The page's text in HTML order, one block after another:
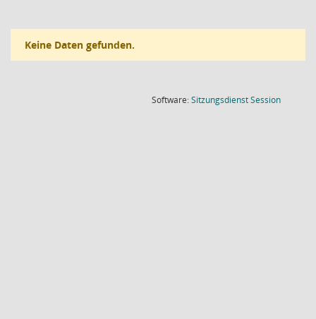
Keine Daten gefunden.
Software:SitzungsdienstSession(Wird in